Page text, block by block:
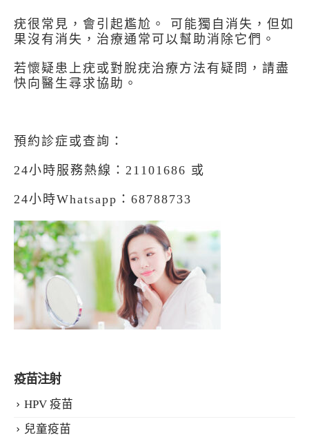
疣很常見，會引起尷尬。 可能獨自消失，但如
果沒有消失，治療通常可以幫助消除它們。
若懷疑患上疣或對脫疣治療方法有疑問，請盡
快向醫生尋求協助。
預約診症或查詢：
24小時服務熱線：21101686 或
24小時Whatsapp：68788733
疫苗注射
HPV 疫苗
兒童疫苗